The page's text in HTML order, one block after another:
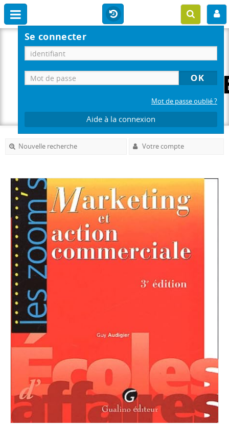
Se connecter
Mot de passe oublié ?
Aide à la connexion
Nouvelle recherche Votre compte